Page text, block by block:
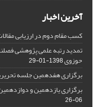
آخرین اخبار
کسب مقام دوم در ارزیابی
تمدید رتبه علمی پژوهشی
حوزوی1398-01-29
برگزاری هفدهمین جلسه
برگزاری یازدهمین و
06-26